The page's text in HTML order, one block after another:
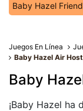
Baby Hazel
Juegos En Línea
Baby Hazel Air
Baby
¡Baby Hazel